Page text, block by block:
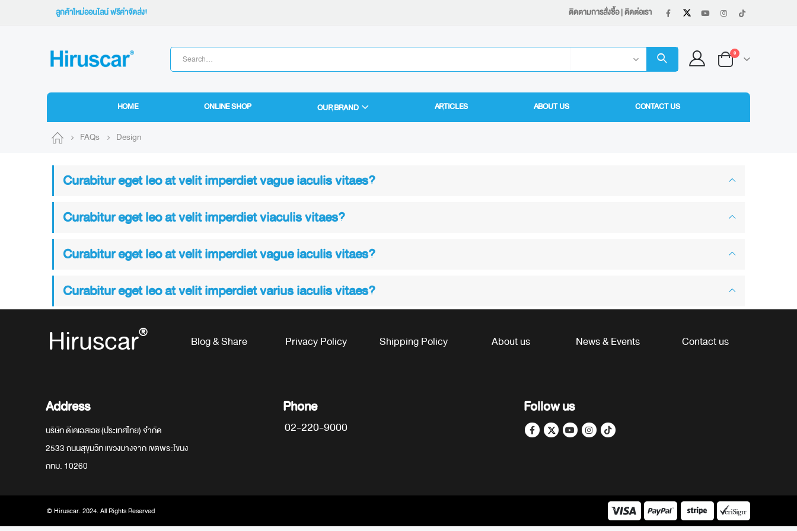
ลูกค้าใหม่ออนไลน์ ฟรีค่าจัดส่ง! ติดตามการสั่งซื้อ|ติดต่อเรา
0
HOME ONLINE SHOP OUR BRAND ARTICLES ABOUT US CONTACT US
FAQs Design
Curabitur eget leo at velit imperdiet vague iaculis vitaes?
Curabitur eget leo at velit imperdiet viaculis vitaes?
Curabitur eget leo at velit imperdiet vague iaculis vitaes?
Curabitur eget leo at velit imperdiet varius iaculis vitaes?
Hiruscar®
Blog & Share Privacy Policy Shipping Policy About us News & Events Contact us
Address
บริษัท ดีเคเอสเอช (ประเทศไทย) จำกัด
2533 ถนนสุขุมวิท แขวงบางจาก เขตพระโขนง
กทม. 10260
Phone
02-220-9000
Follow us
© Hiruscar. 2024. All Rights Reserved